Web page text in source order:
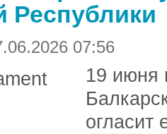
Республики
07:56
19 июня
огласит